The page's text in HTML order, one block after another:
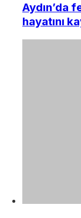
Aydın’da
hayatını